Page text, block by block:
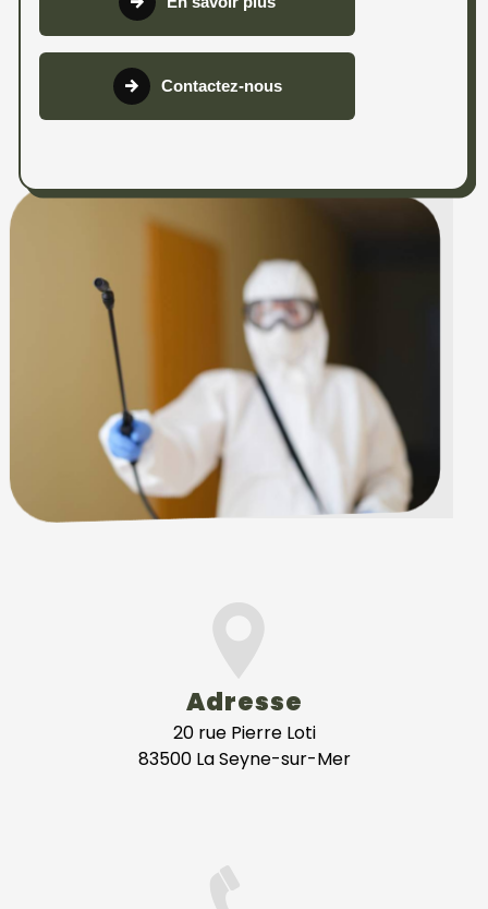
Contactez-nous
Adresse
20 rue Pierre Loti
83500 La Seyne-sur-Mer